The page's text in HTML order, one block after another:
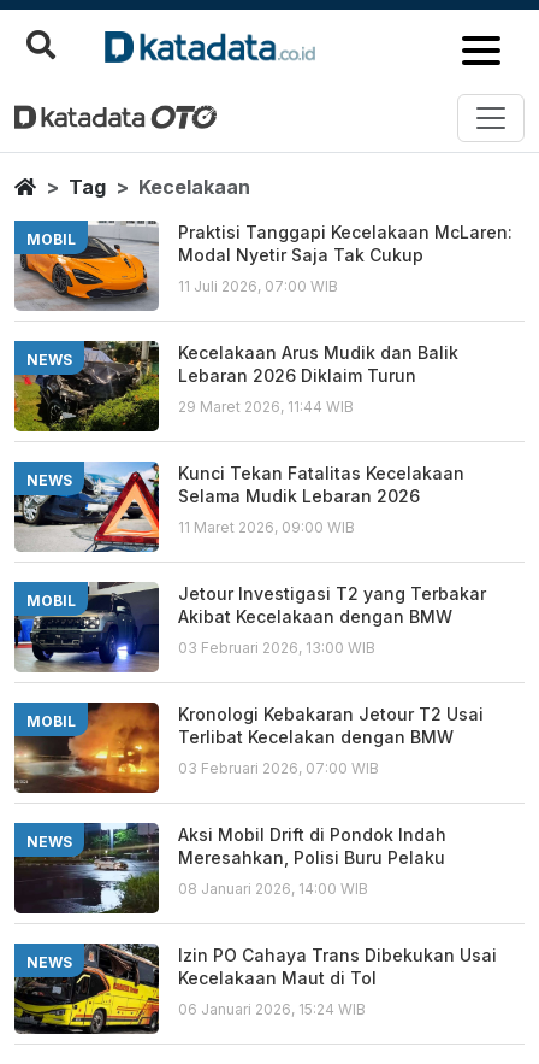
Kecelakaan
Berita Terbaru
HomeTag Kecelakaan
MOBIL
Praktisi Tanggapi Kecelakaan McLaren:
Modal Nyetir Saja Tak Cukup
11 Juli 2026, 07:00 WIB
NEWS
Kecelakaan Arus Mudik dan Balik
Lebaran 2026 Diklaim Turun
29 Maret 2026, 11:44 WIB
NEWS
Kunci Tekan Fatalitas Kecelakaan
Selama Mudik Lebaran 2026
11 Maret 2026, 09:00 WIB
MOBIL
Jetour Investigasi T2 yang Terbakar
Akibat Kecelakaan dengan BMW
03 Februari 2026, 13:00 WIB
MOBIL
Kronologi Kebakaran Jetour T2 Usai
Terlibat Kecelakan dengan BMW
03 Februari 2026, 07:00 WIB
NEWS
Aksi Mobil Drift di Pondok Indah
Meresahkan, Polisi Buru Pelaku
08 Januari 2026, 14:00 WIB
NEWS
Izin PO Cahaya Trans Dibekukan Usai
Kecelakaan Maut di Tol
06 Januari 2026, 15:24 WIB